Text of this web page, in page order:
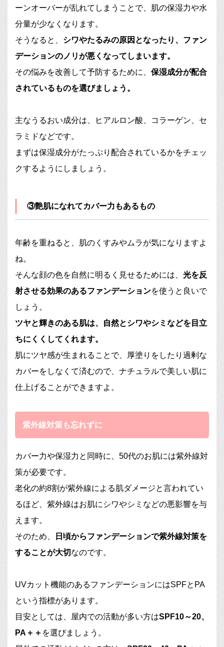
ーンオーバーが乱れてしまうことで、肌の保湿力や水
分量が少なくなります。
そうなると、 シワやたるみの原因となったり、ファン
デーションのノリが悪くなってしまいます。
その悩みを改善して予防するために、 保湿成分が配合
されているものを選びましょう。
主なうるおい成分は、ヒアルロン酸、コラーゲン、セ
ラミドなどです。
まずは保湿成分がたっぷり配合されているかをチェッ
クするようにしましょう。
③艶肌になれてカバー力もあるもの
年齢を重ねると、肌のくすみやムラが気になりますよ
ね。
そんな顔の色を自然に明るく見せるためには、 光を反
射させる効果のあるファンデーションを使うと良いで
しょう。
ツヤと輝きのある肌は、自然とシワやシミなどを目立
ちにくくしてくれます。
肌にツヤ感が生まれることで、厚塗りをしたり過剰な
カバーをしなくて済むので、ナチュラルで美しい肌に
仕上げることができますよ。
紫外線対策も忘れずに
カバー力や保湿力と同時に、50代のお肌には紫外線対
策が必要です。
老化の約8割が紫外線による肌ダメージと言われてい
るほど、紫外線はお肌にシワやシミなどの悪影響を与
えます。
そのため、
日頃からファンデーションで紫外線対策を
することが大切なのです。
UVカット機能のあるファンデーションにはSPFとPA
という指標があります。
目安としては、屋内での活動が多い方はSPF10～20、
PA＋＋ を選びましょう。